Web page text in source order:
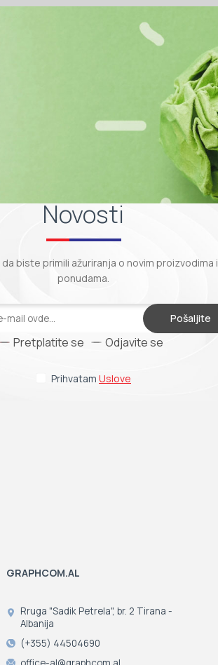
Novosti
biste primili ažuriranja o novim proizvodima i
ponudama.
Pošaljite
Pretplatite se Odjavite se
Prihvatam Uslove
GRAPHCOM.AL
Rruga "Sadik Petrela", br. 2 Tirana -
Albanija
(+355) 44504690